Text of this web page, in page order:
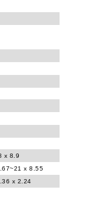
x 8.9
x 8.55
x 2.24